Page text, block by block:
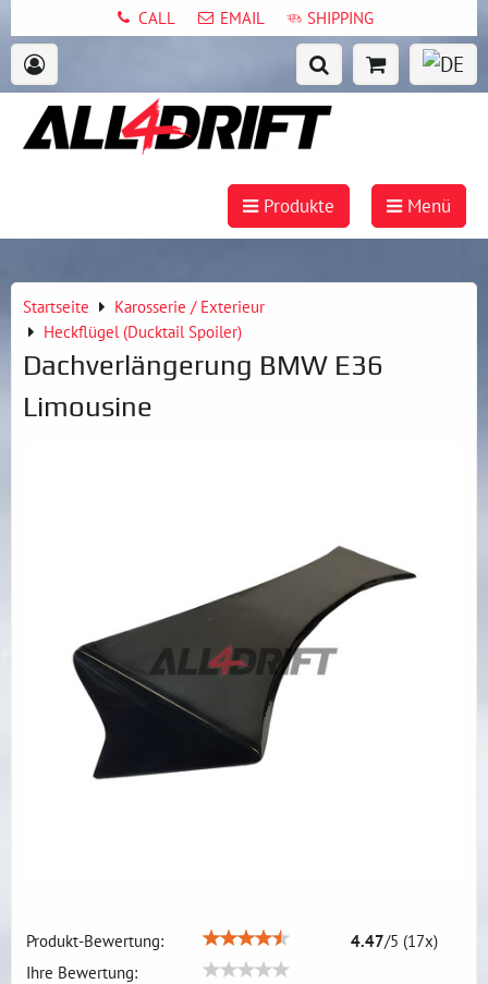
CALL EMAIL SHIPPING
Produkte Menü
Startseite
Karosserie / Exterieur
Heckflügel (Ducktail Spoiler)
Dachverlängerung BMW E36
Limousine
Produkt-Bewertung: 4.47/5 (17x)
Ihre Bewertung: